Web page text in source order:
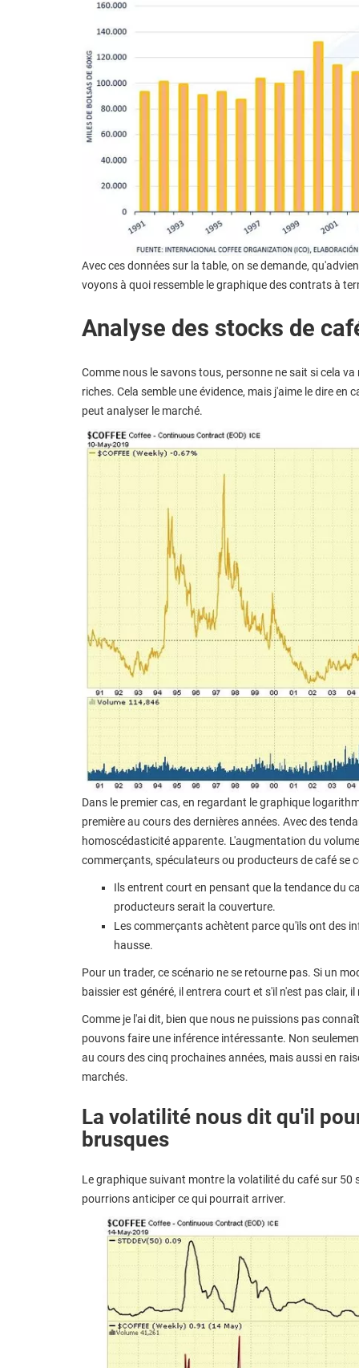
Avec ces données sur la table, on se demande,
voyons à quoi ressemble le graphique des contrats à
Analyse des stocks de
Comme nous le savons tous, personne ne sait si cela
riches. Cela semble une évidence, mais j'aime le dire
peut analyser le marché.
Dans le premier cas, en regardant le graphique
première au cours des dernières années. Avec des
homoscédasticité apparente. L'augmentation du
commerçants, spéculateurs ou producteurs de café se
Ils entrent court en pensant que la tendance du
producteurs serait la couverture.
Les commerçants achètent parce qu'ils ont des
hausse.
Pour un trader, ce scénario ne se retourne pas. Si un
baissier est généré, il entrera court et s'il n'est pas clair,
Comme je l'ai dit, bien que nous ne puissions pas
pouvons faire une inférence intéressante. Non
au cours des cinq prochaines années, mais aussi en
marchés.
La volatilité nous dit qu'il
brusques
Le graphique suivant montre la volatilité du café sur 50
pourrions anticiper ce qui pourrait arriver.